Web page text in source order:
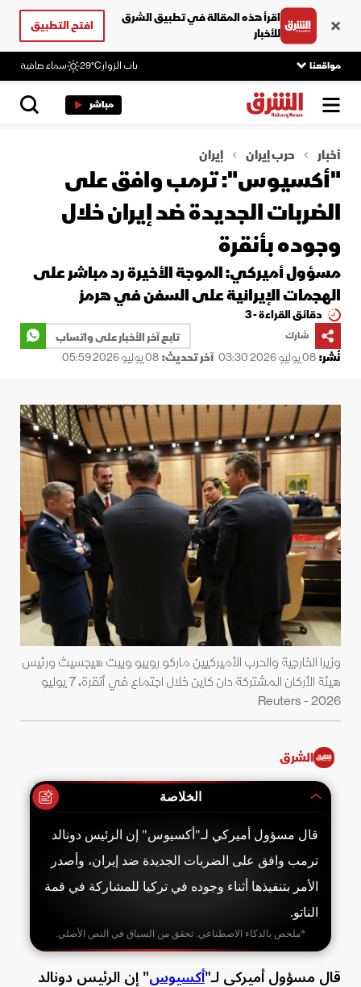
اقرأ هذه المقالة في تطبيق الشرق
للأخبار
افتح التطبيق
مواقعنا باب الزوار29°C سماء صافية
مباشر
أخبار حرب إيران إيران
"أكسيوس": ترمب وافق على
الضربات الجديدة ضد إيران خلال
وجوده بأنقرة
مسؤول أميركي: الموجة الأخيرة رد مباشر على
الهجمات الإيرانية على السفن في هرمز
دقائق القراءة - 3
شارك
تابع آخر الأخبار على واتساب
نُشر:08 يوليو 2026 03:30 آخر تحديث:08 يوليو 2026 05:59
وزيرا الخارجية والحرب الأميركيين ماركو روبيو وبيت هيجسيث ورئيس
هيئة الأركان المشتركة دان كاين خلال اجتماع في أنقرة، 7 يوليو
2026 - Reuters
الشرق
الخلاصة
قال مسؤول أميركي لـ"أكسيوس" إن الرئيس دونالد
ترمب وافق على الضربات الجديدة ضد إيران، وأصدر
الأمر بتنفيذها أثناء وجوده في تركيا للمشاركة في قمة
الناتو.
*ملخص بالذكاء الاصطناعي. تحقق من السياق في النص الأصلي.
قال مسؤول أميركي لـ"أكسيوس" إن الرئيس دونالد